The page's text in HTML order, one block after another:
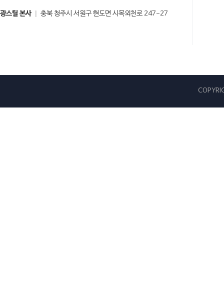
광스틸 본사 충북 청주시 서원구 현도면 시목외천로 247-27